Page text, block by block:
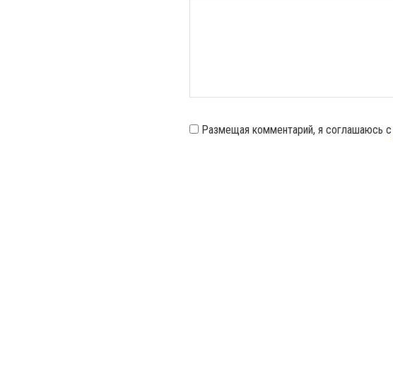
Размещая комментарий, я соглашаюсь с